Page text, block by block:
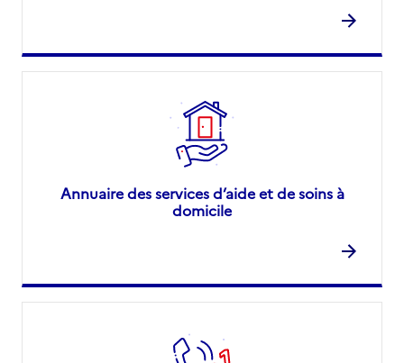
Annuaire des services d’aide et de soins à
domicile